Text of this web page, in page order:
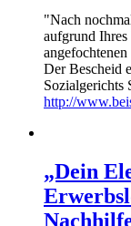
"Nach
aufgrund
Der Bescheid
Sozialgerichts
http://
„Dein